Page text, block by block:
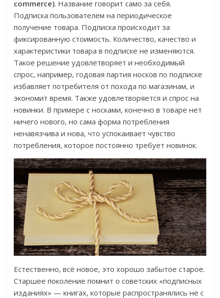
commerce). Название говорит само за себя.
Подписка пользователем на периодическое
получение товара. Подписка происходит за
фиксированную стоимость. Количество, качество и
характеристики товара в подписке не изменяются.
Такое решение удовлетворяет и необходимый
спрос, например, годовая партия носков по подписке
избавляет потребителя от похода по магазинам, и
экономит время. Также удовлетворяется и спрос на
новинки. В примере с носками, конечно в товаре нет
ничего нового, но сама форма потребления
ненавязчива и нова, что успокаивает чувство
потребления, которое постоянно требует новинок.
Естественно, всё новое, это хорошо забытое старое.
Старшее поколение помнит о советских «подписных
изданиях» — книгах, которые распространялись не с